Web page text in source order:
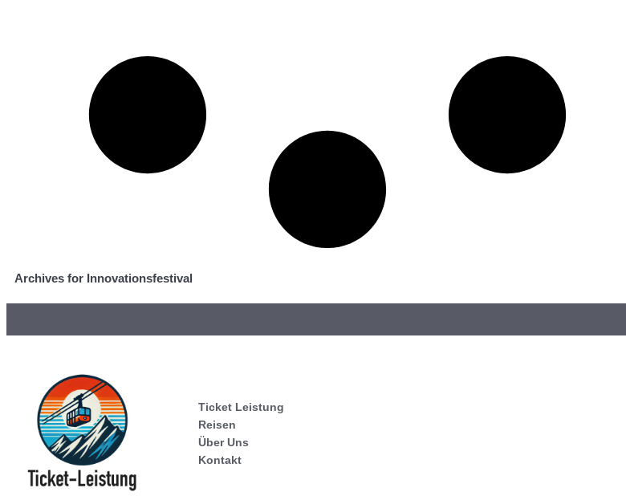
Archives for Innovationsfestival
Ticket Leistung
Reisen
Über Uns
Kontakt